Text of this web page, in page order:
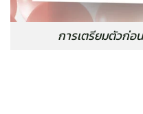
การเตรียมตัวก่อ